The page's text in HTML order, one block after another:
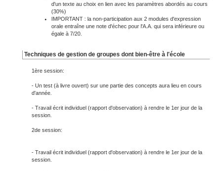
d'un texte au choix en lien avec les paramètres abordés au cours
(30%)
IMPORTANT : la non-participation aux 2 modules d'expression
orale entraîne une note d'échec pour l'A.A. qui sera inférieure ou
égale à 7/20.
Techniques de gestion de groupes dont bien-être à l'école
1ère session:
- Un test (à livre ouvert) sur une partie des concepts aura lieu en cours
d'année.
- Travail écrit individuel (rapport d'observation) à rendre le 1er jour de la
session.
2de session:
- Travail écrit individuel (rapport d'observation) à rendre le 1er jour de la
session.